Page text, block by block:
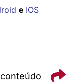
e IOS